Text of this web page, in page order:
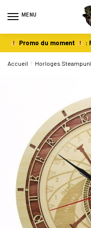
MENU
Promo du moment :
Accueil / Horloges